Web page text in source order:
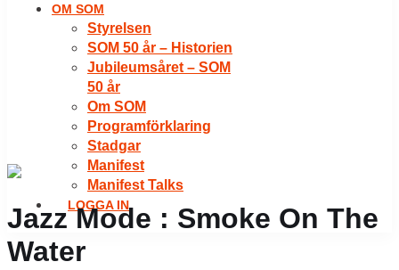
OM SOM
Styrelsen
SOM 50 år – Historien
Jubileumsåret – SOM
50 år
Om SOM
Programförklaring
Stadgar
Manifest
Manifest Talks
LOGGA IN
Jazz Mode : Smoke On The
Water